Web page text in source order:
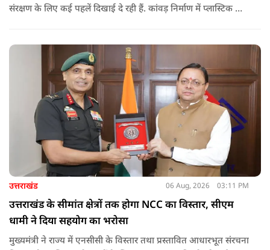
संरक्षण के लिए कई पहलें दिखाई दे रही हैं. कांवड़ निर्माण में प्लास्टिक के
पत्तियों का पृथक संग्रह किया जाएगा.
उत्तराखंड 06 Aug, 2026 03:11 PM
उत्तराखंड के सीमांत क्षेत्रों तक होगा NCC का विस्तार, सीएम
धामी ने दिया सहयोग का भरोसा
मुख्यमंत्री ने राज्य में एनसीसी के विस्तार तथा प्रस्तावित आधारभूत संरचना